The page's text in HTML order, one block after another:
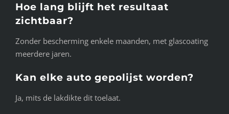
Hoe lang blijft het resultaat
zichtbaar?
Zonder bescherming enkele maanden, met glascoating
meerdere jaren.
Kan elke auto gepolijst worden?
Ja, mits de lakdikte dit toelaat.